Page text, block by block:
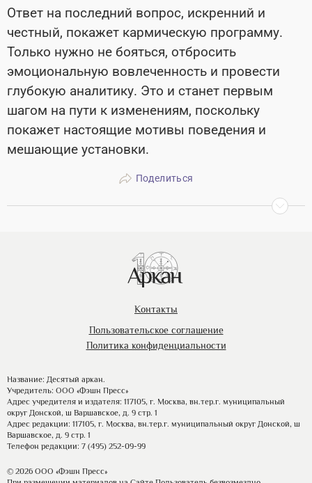
Ответ на последний вопрос, искренний и
честный, покажет кармическую программу.
Только нужно не бояться, отбросить
эмоциональную вовлеченность и провести
глубокую аналитику. Это и станет первым
шагом на пути к изменениям, поскольку
покажет настоящие мотивы поведения и
мешающие установки.
Поделиться
Контакты
Пользовательское соглашение
Политика конфиденциальности
Название: Десятый аркан.
Учредитель: ООО «Фэшн Пресс»
Адрес учредителя и издателя: 117105, г. Москва, вн.тер.г. муниципальный
округ Донской, ш Варшавское, д. 9 стр. 1
Адрес редакции: 117105, г. Москва, вн.тер.г. муниципальный округ Донской, ш
Варшавское, д. 9 стр. 1
Телефон редакции: 7 (495) 252-09-99
© 2026 ООО «Фэшн Пресс»